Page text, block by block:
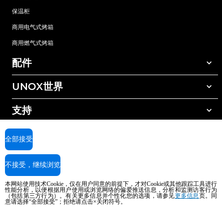
保温柜
商用电气式烤箱
商用燃气式烤箱
配件
所有配件
手动清洗清洁剂
树脂过滤水处理
反渗透水处理
UNOX世界
我们在全球的办事处
支持
UNOX质保
查找经销商
查找服务中心
版权所有2026 UNOX SpA保留所有权利。Reg.Imp.Padova n°04230750285 -
REA Padova 372835 - Cap.Soc.5.000.000€iv - 增值税/税号04230750285 - IT
WEEE Reg. No. IT08020000000377
AI Content Disclaimer
本网站使用技术Cookie，仅在用户同意的前提下，才对Cookie或其他跟踪工具进行
性能分析，以便根据用户使用或浏览网络的偏爱推送信息，分析和监测访客行为
（包括第三方行为）。有关更多信息并个性化您的选项，请参见更多信息页。同
意请选择“全部接受”；拒绝请点击×关闭符号。
全部接受
不接受，继续浏览